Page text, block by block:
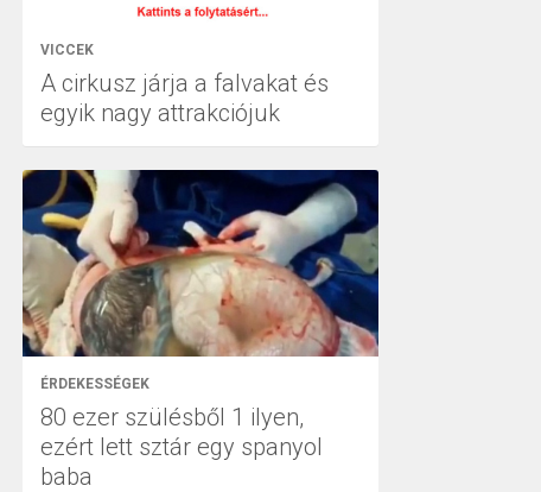
VICCEK
A cirkusz járja a falvakat és
egyik nagy attrakciójuk
ÉRDEKESSÉGEK
80 ezer szülésből 1 ilyen,
ezért lett sztár egy spanyol
baba